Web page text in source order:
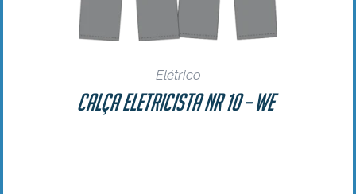
Elétrico
Calça Eletricista NR 10 – WE